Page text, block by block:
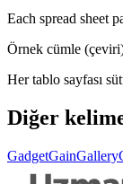
Each spread sheet
Örnek cümle
Her tablo sayfası
Diğer
GadgetGainGallery